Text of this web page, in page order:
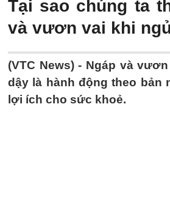
Tại sao chúng ta
và vươn vai khi
(VTC News) - Ngáp và
dậy là hành động theo bản
lợi ích cho sức khoẻ.